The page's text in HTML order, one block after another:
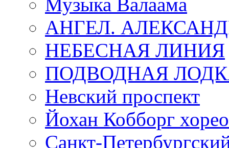
АНГЕЛ.
НЕБЕСНАЯ ЛИНИЯ
ПОДВОДНАЯ
Невский проспект
Йохан Кобборг
Санкт-